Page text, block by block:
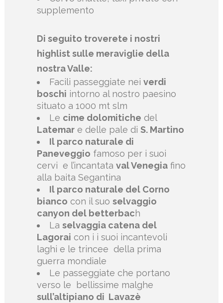
supplemento
Di seguito troverete i nostri
highlist sulle meraviglie della
nostra Valle:
Facili passeggiate nei verdi
boschi intorno al nostro paesino
situato a 1000 mt slm
Le cime dolomitiche del
Latemar e delle pale di S. Martino
Il parco naturale di
Paneveggio famoso per i suoi
cervi e l’incantata val Venegia fino
alla baita Segantina
Il parco naturale del Corno
bianco con il suo selvaggio
canyon del betterbach
La selvaggia catena del
Lagorai con i i suoi incantevoli
laghi e le trincee della prima
guerra mondiale
Le passeggiate che portano
verso le
bellissime malghe
sull’altipiano di Lavazè